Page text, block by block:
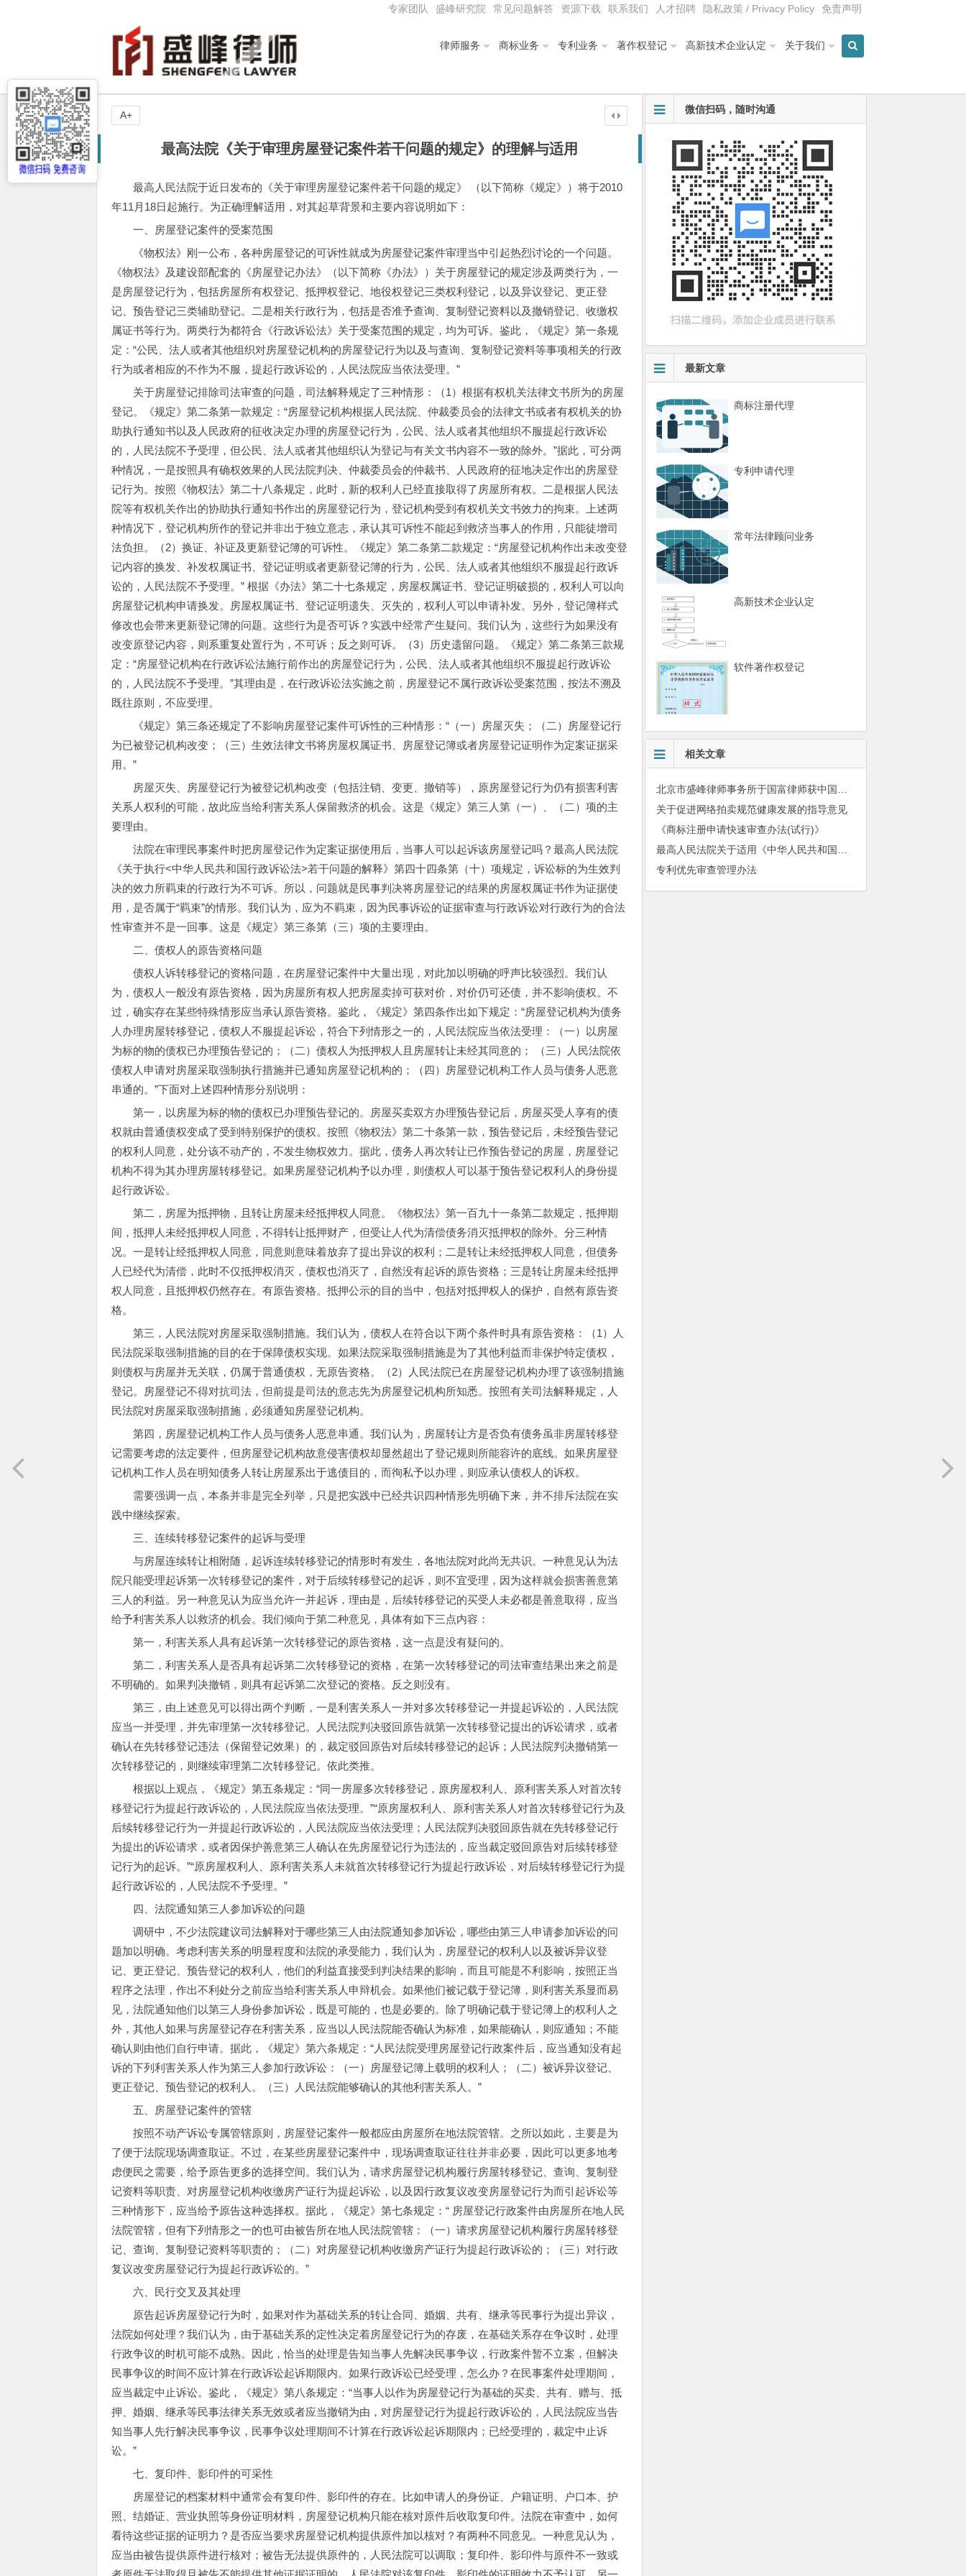
专家团队 盛峰研究院 常见问题解答 资源下载 联系我们 人才招聘 隐私政策 / Privacy Policy 免责声明
律师服务 商标业务 专利业务 著作权登记 高新技术企业认定 关于我们
最高法院《关于审理房屋登记案件若干问题的规定》的理解与适用
最高人民法院于近日发布的《关于审理房屋登记案件若干问题的规定》 （以下简称《规定》）将于2010
年11月18日起施行。为正确理解适用，对其起草背景和主要内容说明如下：
一、房屋登记案件的受案范围
《物权法》刚一公布，各种房屋登记的可诉性就成为房屋登记案件审理当中引起热烈讨论的一个问题。
《物权法》及建设部配套的《房屋登记办法》（以下简称《办法》）关于房屋登记的规定涉及两类行为，一
是房屋登记行为，包括房屋所有权登记、抵押权登记、地役权登记三类权利登记，以及异议登记、更正登
记、预告登记三类辅助登记。二是相关行政行为，包括是否准予查询、复制登记资料以及撤销登记、收缴权
属证书等行为。两类行为都符合《行政诉讼法》关于受案范围的规定，均为可诉。鉴此，《规定》第一条规
定：“公民、法人或者其他组织对房屋登记机构的房屋登记行为以及与查询、复制登记资料等事项相关的行政
行为或者相应的不作为不服，提起行政诉讼的，人民法院应当依法受理。”
关于房屋登记排除司法审查的问题，司法解释规定了三种情形：（1）根据有权机关法律文书所为的房屋
登记。《规定》第二条第一款规定：“房屋登记机构根据人民法院、仲裁委员会的法律文书或者有权机关的协
助执行通知书以及人民政府的征收决定办理的房屋登记行为，公民、法人或者其他组织不服提起行政诉讼
的，人民法院不予受理，但公民、法人或者其他组织认为登记与有关文书内容不一致的除外。”据此，可分两
种情况，一是按照具有确权效果的人民法院判决、仲裁委员会的仲裁书、人民政府的征地决定作出的房屋登
记行为。按照《物权法》第二十八条规定，此时，新的权利人已经直接取得了房屋所有权。二是根据人民法
院等有权机关作出的协助执行通知书作出的房屋登记行为，登记机构受到有权机关文书效力的拘束。上述两
种情况下，登记机构所作的登记并非出于独立意志，承认其可诉性不能起到救济当事人的作用，只能徒增司
法负担。（2）换证、补证及更新登记簿的可诉性。《规定》第二条第二款规定：“房屋登记机构作出未改变登
记内容的换发、补发权属证书、登记证明或者更新登记簿的行为，公民、法人或者其他组织不服提起行政诉
讼的，人民法院不予受理。” 根据《办法》第二十七条规定，房屋权属证书、登记证明破损的，权利人可以向
房屋登记机构申请换发。房屋权属证书、登记证明遗失、灭失的，权利人可以申请补发。另外，登记簿样式
修改也会带来更新登记簿的问题。这些行为是否可诉？实践中经常产生疑问。我们认为，这些行为如果没有
改变原登记内容，则系重复处置行为，不可诉；反之则可诉。（3）历史遗留问题。《规定》第二条第三款规
定：“房屋登记机构在行政诉讼法施行前作出的房屋登记行为，公民、法人或者其他组织不服提起行政诉讼
的，人民法院不予受理。”其理由是，在行政诉讼法实施之前，房屋登记不属行政诉讼受案范围，按法不溯及
既往原则，不应受理。
《规定》第三条还规定了不影响房屋登记案件可诉性的三种情形：“（一）房屋灭失；（二）房屋登记行
为已被登记机构改变；（三）生效法律文书将房屋权属证书、房屋登记簿或者房屋登记证明作为定案证据采
用。”
房屋灭失、房屋登记行为被登记机构改变（包括注销、变更、撤销等），原房屋登记行为仍有损害利害
关系人权利的可能，故此应当给利害关系人保留救济的机会。这是《规定》第三人第（一）、（二）项的主
要理由。
法院在审理民事案件时把房屋登记作为定案证据使用后，当事人可以起诉该房屋登记吗？最高人民法院
《关于执行<中华人民共和国行政诉讼法>若干问题的解释》第四十四条第（十）项规定，诉讼标的为生效判
决的效力所羁束的行政行为不可诉。所以，问题就是民事判决将房屋登记的结果的房屋权属证书作为证据使
用，是否属于“羁束”的情形。我们认为，应为不羁束，因为民事诉讼的证据审查与行政诉讼对行政行为的合法
性审查并不是一回事。这是《规定》第三条第（三）项的主要理由。
二、债权人的原告资格问题
债权人诉转移登记的资格问题，在房屋登记案件中大量出现，对此加以明确的呼声比较强烈。我们认
为，债权人一般没有原告资格，因为房屋所有权人把房屋卖掉可获对价，对价仍可还债，并不影响债权。不
过，确实存在某些特殊情形应当承认原告资格。鉴此，《规定》第四条作出如下规定：“房屋登记机构为债务
人办理房屋转移登记，债权人不服提起诉讼，符合下列情形之一的，人民法院应当依法受理：（一）以房屋
为标的物的债权已办理预告登记的；（二）债权人为抵押权人且房屋转让未经其同意的； （三）人民法院依
债权人申请对房屋采取强制执行措施并已通知房屋登记机构的；（四）房屋登记机构工作人员与债务人恶意
串通的。”下面对上述四种情形分别说明：
第一，以房屋为标的物的债权已办理预告登记的。房屋买卖双方办理预告登记后，房屋买受人享有的债
权就由普通债权变成了受到特别保护的债权。按照《物权法》第二十条第一款，预告登记后，未经预告登记
的权利人同意，处分该不动产的，不发生物权效力。据此，债务人再次转让已作预告登记的房屋，房屋登记
机构不得为其办理房屋转移登记。如果房屋登记机构予以办理，则债权人可以基于预告登记权利人的身份提
起行政诉讼。
第二，房屋为抵押物，且转让房屋未经抵押权人同意。《物权法》第一百九十一条第二款规定，抵押期
间，抵押人未经抵押权人同意，不得转让抵押财产，但受让人代为清偿债务消灭抵押权的除外。分三种情
况。一是转让经抵押权人同意，同意则意味着放弃了提出异议的权利；二是转让未经抵押权人同意，但债务
人已经代为清偿，此时不仅抵押权消灭，债权也消灭了，自然没有起诉的原告资格；三是转让房屋未经抵押
权人同意，且抵押权仍然存在。有原告资格。抵押公示的目的当中，包括对抵押权人的保护，自然有原告资
格。
第三，人民法院对房屋采取强制措施。我们认为，债权人在符合以下两个条件时具有原告资格：（1）人
民法院采取强制措施的目的在于保障债权实现。如果法院采取强制措施是为了其他利益而非保护特定债权，
则债权与房屋并无关联，仍属于普通债权，无原告资格。（2）人民法院已在房屋登记机构办理了该强制措施
登记。房屋登记不得对抗司法，但前提是司法的意志先为房屋登记机构所知悉。按照有关司法解释规定，人
民法院对房屋采取强制措施，必须通知房屋登记机构。
第四，房屋登记机构工作人员与债务人恶意串通。我们认为，房屋转让方是否负有债务虽非房屋转移登
记需要考虑的法定要件，但房屋登记机构故意侵害债权却显然超出了登记规则所能容许的底线。如果房屋登
记机构工作人员在明知债务人转让房屋系出于逃债目的，而徇私予以办理，则应承认债权人的诉权。
需要强调一点，本条并非是完全列举，只是把实践中已经共识四种情形先明确下来，并不排斥法院在实
践中继续探索。
三、连续转移登记案件的起诉与受理
与房屋连续转让相附随，起诉连续转移登记的情形时有发生，各地法院对此尚无共识。一种意见认为法
院只能受理起诉第一次转移登记的案件，对于后续转移登记的起诉，则不宜受理，因为这样就会损害善意第
三人的利益。另一种意见认为应当允许一并起诉，理由是，后续转移登记的买受人未必都是善意取得，应当
给予利害关系人以救济的机会。我们倾向于第二种意见，具体有如下三点内容：
第一，利害关系人具有起诉第一次转移登记的原告资格，这一点是没有疑问的。
第二，利害关系人是否具有起诉第二次转移登记的资格，在第一次转移登记的司法审查结果出来之前是
不明确的。如果判决撤销，则具有起诉第二次登记的资格。反之则没有。
第三，由上述意见可以得出两个判断，一是利害关系人一并对多次转移登记一并提起诉讼的，人民法院
应当一并受理，并先审理第一次转移登记。人民法院判决驳回原告就第一次转移登记提出的诉讼请求，或者
确认在先转移登记违法（保留登记效果）的，裁定驳回原告对后续转移登记的起诉；人民法院判决撤销第一
次转移登记的，则继续审理第二次转移登记。依此类推。
根据以上观点，《规定》第五条规定：“同一房屋多次转移登记，原房屋权利人、原利害关系人对首次转
移登记行为提起行政诉讼的，人民法院应当依法受理。”“原房屋权利人、原利害关系人对首次转移登记行为及
后续转移登记行为一并提起行政诉讼的，人民法院应当依法受理；人民法院判决驳回原告就在先转移登记行
为提出的诉讼请求，或者因保护善意第三人确认在先房屋登记行为违法的，应当裁定驳回原告对后续转移登
记行为的起诉。”“原房屋权利人、原利害关系人未就首次转移登记行为提起行政诉讼，对后续转移登记行为提
起行政诉讼的，人民法院不予受理。”
四、法院通知第三人参加诉讼的问题
调研中，不少法院建议司法解释对于哪些第三人由法院通知参加诉讼，哪些由第三人申请参加诉讼的问
题加以明确。考虑利害关系的明显程度和法院的承受能力，我们认为，房屋登记的权利人以及被诉异议登
记、更正登记、预告登记的权利人，他们的利益直接受到判决结果的影响，而且可能是不利影响，按照正当
程序之法理，作出不利处分之前应当给利害关系人申辩机会。如果他们被记载于登记簿，则利害关系显而易
见，法院通知他们以第三人身份参加诉讼，既是可能的，也是必要的。除了明确记载于登记簿上的权利人之
外，其他人如果与房屋登记存在利害关系，应当以人民法院能否确认为标准，如果能确认，则应通知；不能
确认则由他们自行申请。据此，《规定》第六条规定：“人民法院受理房屋登记行政案件后，应当通知没有起
诉的下列利害关系人作为第三人参加行政诉讼：（一）房屋登记簿上载明的权利人；（二）被诉异议登记、
更正登记、预告登记的权利人。（三）人民法院能够确认的其他利害关系人。”
五、房屋登记案件的管辖
按照不动产诉讼专属管辖原则，房屋登记案件一般都应由房屋所在地法院管辖。之所以如此，主要是为
了便于法院现场调查取证。不过，在某些房屋登记案件中，现场调查取证往往并非必要，因此可以更多地考
虑便民之需要，给予原告更多的选择空间。我们认为，请求房屋登记机构履行房屋转移登记、查询、复制登
记资料等职责、对房屋登记机构收缴房产证行为提起诉讼，以及因行政复议改变房屋登记行为而引起诉讼等
三种情形下，应当给予原告这种选择权。据此，《规定》第七条规定：“ 房屋登记行政案件由房屋所在地人民
法院管辖，但有下列情形之一的也可由被告所在地人民法院管辖：（一）请求房屋登记机构履行房屋转移登
记、查询、复制登记资料等职责的；（二）对房屋登记机构收缴房产证行为提起行政诉讼的；（三）对行政
复议改变房屋登记行为提起行政诉讼的。”
六、民行交叉及其处理
原告起诉房屋登记行为时，如果对作为基础关系的转让合同、婚姻、共有、继承等民事行为提出异议，
法院如何处理？我们认为，由于基础关系的定性决定着房屋登记行为的存废，在基础关系存在争议时，处理
行政争议的时机可能不成熟。因此，恰当的处理是告知当事人先解决民事争议，行政案件暂不立案，但解决
民事争议的时间不应计算在行政诉讼起诉期限内。如果行政诉讼已经受理，怎么办？在民事案件处理期间，
应当裁定中止诉讼。鉴此，《规定》第八条规定：“当事人以作为房屋登记行为基础的买卖、共有、赠与、抵
押、婚姻、继承等民事法律关系无效或者应当撤销为由，对房屋登记行为提起行政诉讼的，人民法院应当告
知当事人先行解决民事争议，民事争议处理期间不计算在行政诉讼起诉期限内；已经受理的，裁定中止诉
讼。”
七、复印件、影印件的可采性
房屋登记的档案材料中通常会有复印件、影印件的存在。比如申请人的身份证、户籍证明、户口本、护
照、结婚证、营业执照等身份证明材料，房屋登记机构只能在核对原件后收取复印件。法院在审查中，如何
看待这些证据的证明力？是否应当要求房屋登记机构提供原件加以核对？有两种不同意见。一种意见认为，
应当由被告提供原件进行核对；被告无法提供原件的，人民法院可以调取；复印件、影印件与原件不一致或
A+ 微信扫码，随时沟通
最新文章
商标注册代理
专利申请代理
常年法律顾问业务
高新技术企业认定
软件著作权登记
相关文章
关于促进网络拍卖规范健康发展的指导意见
《商标注册申请快速审查办法(试行)》
专利优先审查管理办法